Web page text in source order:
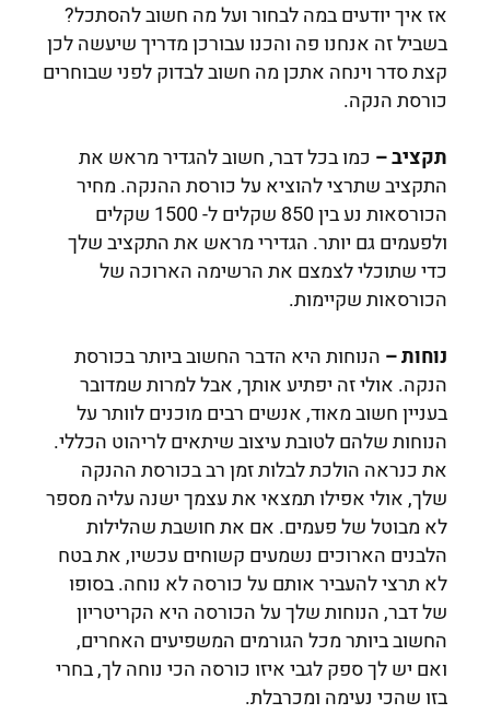
אז איך יודעים במה לבחור ועל מה חשוב להסתכל?
בשביל זה אנחנו פה והכנו עבורכן מדריך שיעשה לכן
קצת סדר וינחה אתכן מה חשוב לבדוק לפני שבוחרים
כורסת הנקה.
תקציב – כמו בכל דבר, חשוב להגדיר מראש את
התקציב שתרצי להוציא על כורסת ההנקה. מחיר
הכורסאות נע בין 850 שקלים ל- 1500 שקלים
ולפעמים גם יותר. הגדירי מראש את התקציב שלך
כדי שתוכלי לצמצם את הרשימה הארוכה של
הכורסאות שקיימות.
נוחות – הנוחות היא הדבר החשוב ביותר בכורסת
הנקה. אולי זה יפתיע אותך, אבל למרות שמדובר
בעניין חשוב מאוד, אנשים רבים מוכנים לוותר על
הנוחות שלהם לטובת עיצוב שיתאים לריהוט הכללי.
את כנראה הולכת לבלות זמן רב בכורסת ההנקה
שלך, אולי אפילו תמצאי את עצמך ישנה עליה מספר
לא מבוטל של פעמים. אם את חושבת שהלילות
הלבנים הארוכים נשמעים קשוחים עכשיו, את בטח
לא תרצי להעביר אותם על כורסה לא נוחה. בסופו
של דבר, הנוחות שלך על הכורסה היא הקריטריון
החשוב ביותר מכל הגורמים המשפיעים האחרים,
ואם יש לך ספק לגבי איזו כורסה הכי נוחה לך, בחרי
בזו שהכי נעימה ומכרבלת.